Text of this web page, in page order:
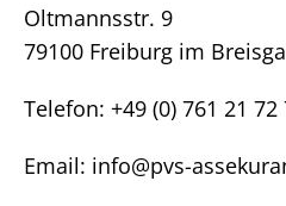
Oltmannsstr. 9
79100 Freiburg im
Telefon: +49 (0) 761 21 72
Email: info@pvs-